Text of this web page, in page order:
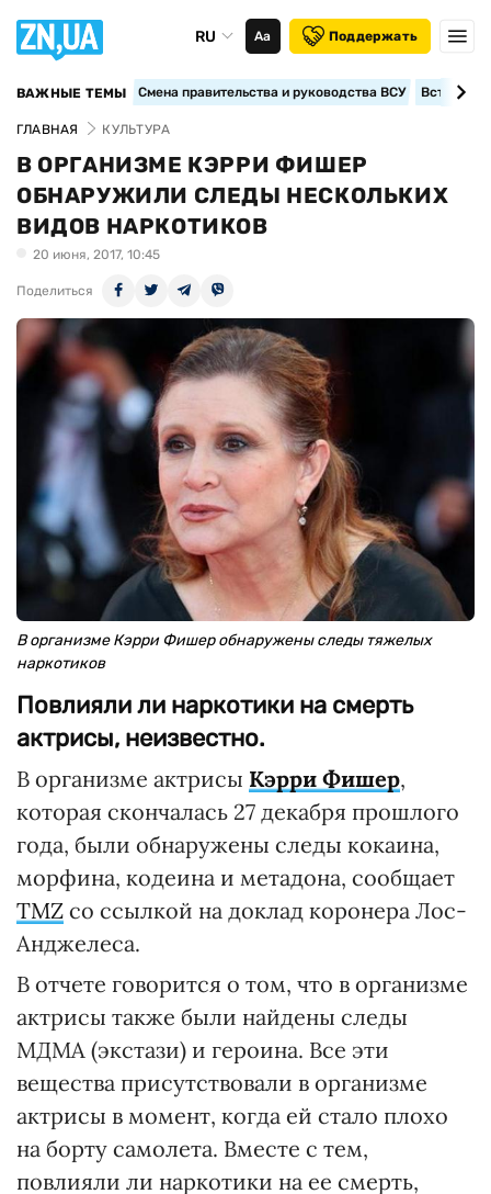
RU Аа Поддержать
ВАЖНЫЕ ТЕМЫ Смена правительства и руководства ВСУ
ГЛАВНАЯ КУЛЬТУРА
В ОРГАНИЗМЕ КЭРРИ ФИШЕР
ОБНАРУЖИЛИ СЛЕДЫ НЕСКОЛЬКИХ
ВИДОВ НАРКОТИКОВ
20 июня, 2017, 10:45
Поделиться
В организме Кэрри Фишер обнаружены следы тяжелых
наркотиков
Повлияли ли наркотики на смерть
актрисы, неизвестно.
В организме актрисы Кэрри Фишер,
которая скончалась 27 декабря прошлого
года, были обнаружены следы кокаина,
морфина, кодеина и метадона, сообщает
TMZ со ссылкой на доклад коронера Лос-
Анджелеса.
В отчете говорится о том, что в организме
актрисы также были найдены следы
МДМА (экстази) и героина. Все эти
вещества присутствовали в организме
актрисы в момент, когда ей стало плохо
на борту самолета. Вместе с тем,
повлияли ли наркотики на ее смерть,